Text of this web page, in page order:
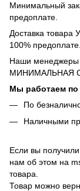
Минимальный
предоплате.
Доставка товара
100% предоплате.
Наши менеджеры
МИНИМАЛЬНАЯ
Мы работаем по
По
Наличными
Если вы
нам об этом на
товара.
Товар можно